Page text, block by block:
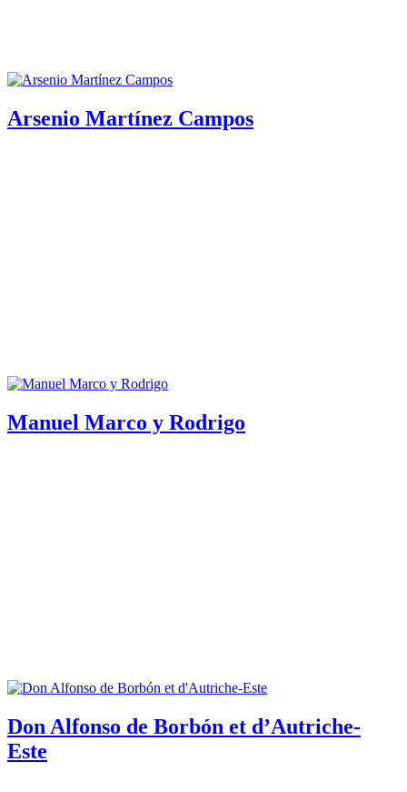
Arsenio Martínez Campos
Manuel Marco y Rodrigo
Don Alfonso de Borbón et d’Autriche-
Este